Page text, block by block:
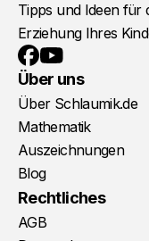
Tipps und Ideen für
Erziehung Ihres
Facebook
YouTube
Über uns
Über Schlaumik.de
Mathematik
Auszeichnungen
Blog
Rechtliches
AGB